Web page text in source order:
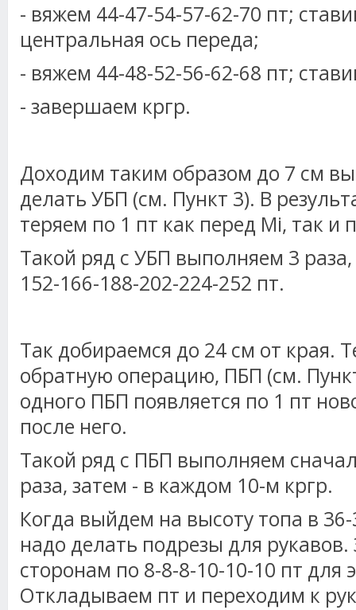
- вяжем 44-47-54-57-62-70 пт;
центральная ось переда;
- вяжем 44-48-52-56-62-68 пт;
- завершаем кргр.
Доходим таким образом до 7 см
делать УБП (см. Пункт 3). В
теряем по 1 пт как перед Мi, так и
Такой ряд с УБП выполняем 3
152-166-188-202-224-252 пт.
Так добираемся до 24 см от края.
обратную операцию, ПБП (см.
одного ПБП появляется по 1 пт
после него.
Такой ряд с ПБП выполняем
раза, затем - в каждом 10-м кргр.
Когда выйдем на высоту топа в
надо делать подрезы для
сторонам по 8-8-8-10-10-10 пт для
Откладываем пт и переходим к